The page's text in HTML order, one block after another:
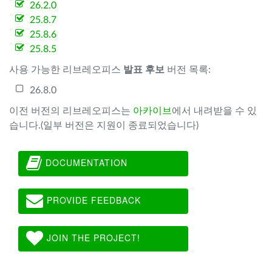
26.2.0
25.8.7
25.8.6
25.8.5
사용 가능한 리브레오피스 발표 후보 버전 목록:
26.8.0
이전 버전의 리브레오피스는 아카이브 에서 내려받을 수 있
습니다.(일부 버전은 지원이 종료되었습니다)
DOCUMENTATION
PROVIDE FEEDBACK
JOIN THE PROJECT!